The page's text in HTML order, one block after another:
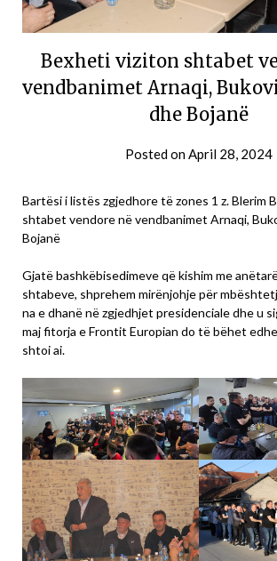
Bexheti viziton shtabet
vendbanimet Arnaqi,
dhe Bojanë
Posted onApril 28, 2024
Bartësi i listës zgjedhore të zones 1 z. Blerim
shtabet vendore në vendbanimet Arnaqi,
Bojanë
Gjatë bashkëbisedimeve që kishim me
shtabeve, shprehem mirënjohje për
na e dhanë në zgjedhjet presidenciale dhe u
maj fitorja e Frontit Europian do të bëhet
shtoi ai.